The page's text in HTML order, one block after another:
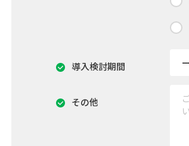
導入検討期間
その他